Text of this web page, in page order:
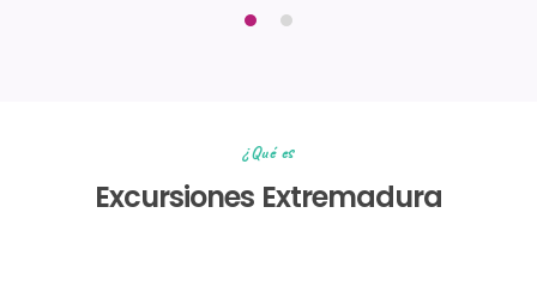
¿Qué es
Excursiones Extremadura